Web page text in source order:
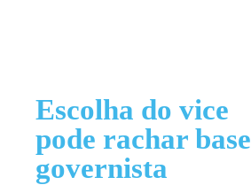
Escolha do vice
pode rachar base
governista